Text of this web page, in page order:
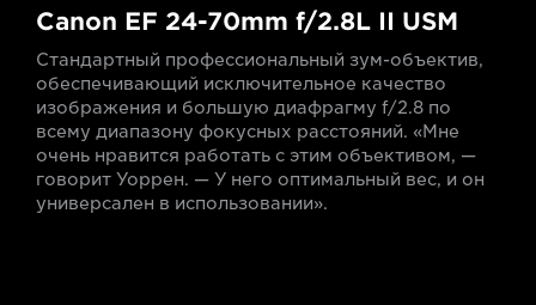
Canon EF 24-70mm f/2.8L II USM
Стандартный профессиональный зум-объектив,
обеспечивающий исключительное качество
изображения и большую диафрагму f/2.8 по
всему диапазону фокусных расстояний. «Мне
очень нравится работать с этим объективом, —
говорит Уоррен. — У него оптимальный вес, и он
универсален в использовании».